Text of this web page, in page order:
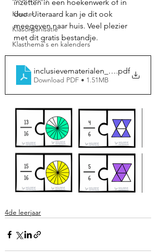
Kleuter
Klasorganisatie
Klasthema's en kalenders
inzetten in een hoekenwerk of in
duo. Uiteraard kan je dit ook
meegeven naar huis. Veel plezier
met dit gratis bestandje.
.pdf
Download PDF • 1.51MB
4de leerjaar